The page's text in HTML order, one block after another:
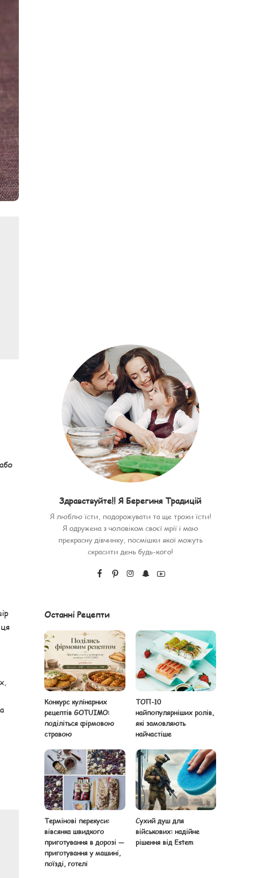
Здравствуйте!! Я Берегиня Традицій
Я люблю їсти, подорожувати та ще трохи їсти!
Я одружена з чоловіком своєї мрії і маю
прекрасну дівчинку, посмішки якої можуть
скрасити день будь-кого!
Останні Рецепти
Конкурс кулінарних
рецептів GOTUIMO:
поділіться фірмовою
стравою
ТОП-10
найпопулярніших ролів,
які замовляють
найчастіше
Термінові перекуси:
вівсянка швидкого
приготування в дорозі —
приготування у машині,
поїзді, готелі
Сухий душ для
військових: надійне
рішення від Estem